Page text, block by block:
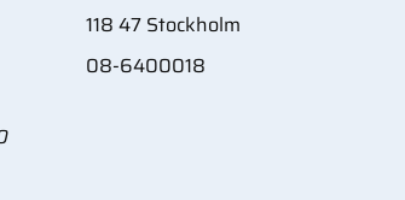
118 47 Stockholm
08-6400018